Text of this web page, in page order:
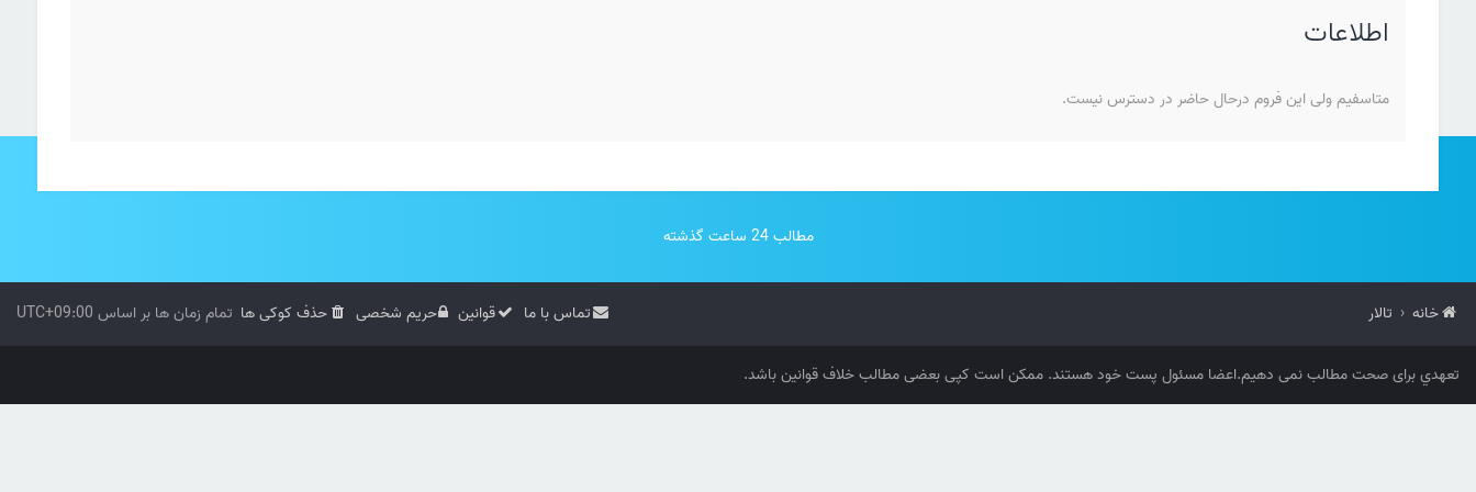
اطلاعات
متاسفیم ولی این فروم درحال حاضر در دسترس نیست.
مطالب 24 ساعت گذشته
خانه تالار تمام زمان ها بر اساس UTC+09:00 حذف کوکی ها حریم شخصی قوانین تماس با ما
تعهدي برای صحت مطالب نمی دهیم.اعضا مسئول پست خود هستند. ممکن است کپی بعضی مطالب خلاف قوانین باشد.